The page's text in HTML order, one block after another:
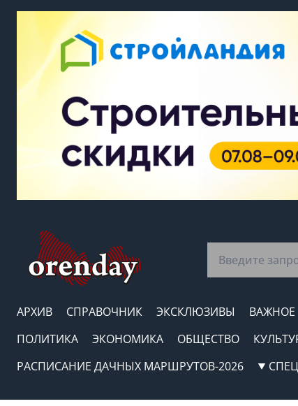
АРХИВ СПРАВОЧНИК ЭКСКЛЮЗИВЫ ВАЖНОЕ
ПОЛИТИКА
ЭКОНОМИКА ОБЩЕСТВО
РАСПИСАНИЕ ДАЧНЫХ МАРШРУТОВ-2026